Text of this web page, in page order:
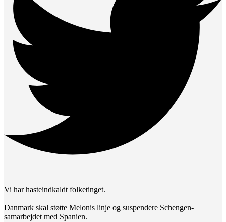
Vi har hasteindkaldt folketinget.
Danmark skal støtte Melonis linje og suspendere Schengen-
samarbejdet med Spanien.